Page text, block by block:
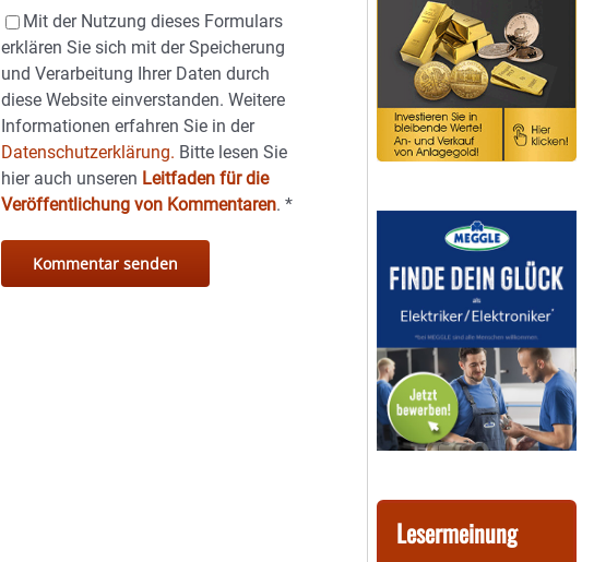
Mit der Nutzung dieses Formulars
erklären Sie sich mit der Speicherung
und Verarbeitung Ihrer Daten durch
diese Website einverstanden. Weitere
Informationen erfahren Sie in der
Datenschutzerklärung. Bitte lesen Sie
hier auch unseren Leitfaden für die
Veröffentlichung von Kommentaren.*
Lesermeinung